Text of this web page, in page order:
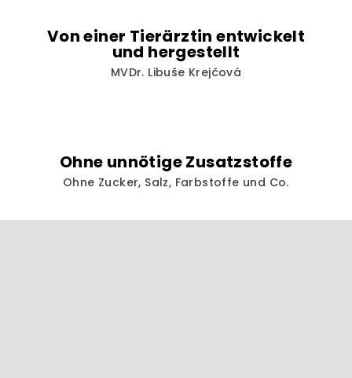
t
e
Von einer Tierärztin entwickelt
und hergestellt
MVDr. Libuše Krejčová
Ohne unnötige Zusatzstoffe
Ohne Zucker, Salz, Farbstoffe und Co.